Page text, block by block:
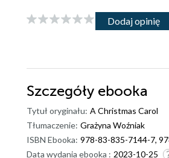
Dodaj opinię
Szczegóły ebooka
Tytuł oryginału: A Christmas Carol
Tłumaczenie: Grażyna Woźniak
ISBN Ebooka: 978-83-835-7144-7,
Data wydania ebooka : 2023-10-25